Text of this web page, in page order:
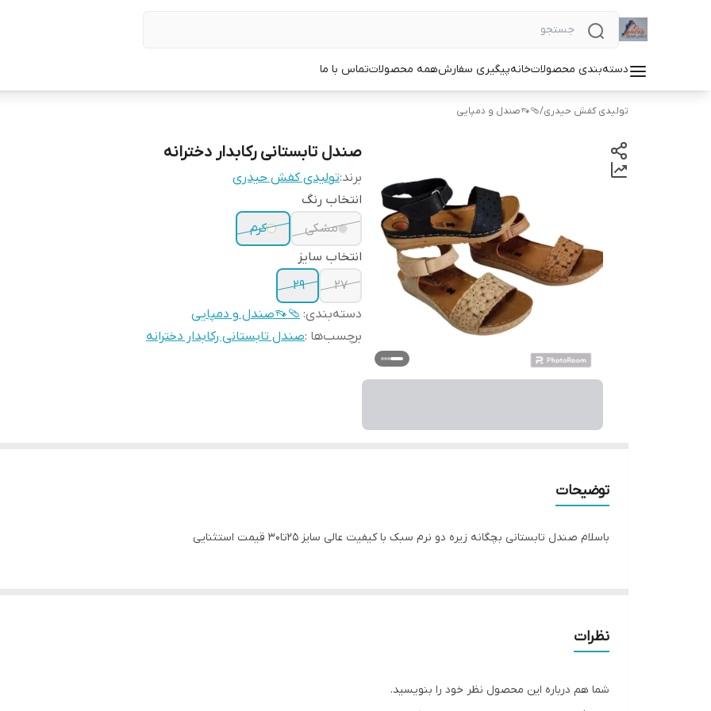
دسته‌بندی محصولاتخانهپیگیری سفارشهمه محصولاتتماس با ما
تولیدی کفش حیدری/🩴👡صندل و دمپایی
صندل تابستانی رکابدار دخترانه
برند:تولیدی کفش حیدری
انتخاب رنگ
مشکی
کرم
انتخاب سایز
27
۲۹
دسته‌بندی: 🩴👡صندل و دمپایی
برچسب‌ها :صندل تابستانی رکابدار دخترانه
توضیحات
باسلام صندل تابستانی بچگانه زیره دو نرم سبک با کیفیت عالی سایز 25تا30 قیمت استثنایی
نظرات
شما هم درباره این محصول نظر خود را بنویسید.